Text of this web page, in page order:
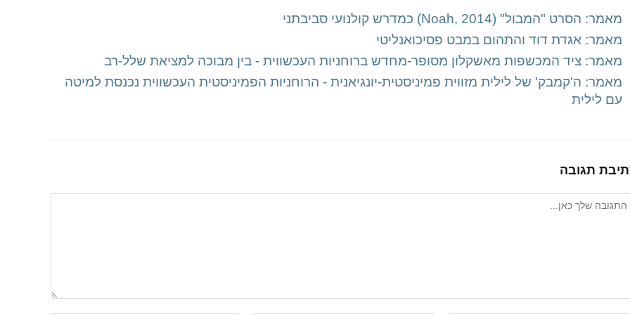
מאמר: הסרט "המבול" (Noah, 2014) כמדרש קולנועי סביבתני
מאמר: אגדת דוד והתהום במבט פסיכואנליטי
מאמר: ציד המכשפות מאשקלון מסופר-מחדש ברוחניות העכשווית - בין מבוכה למציאת שלל-רב
מאמר: ה'קמבק' של לילית מזווית פמיניסטית-יונגיאנית - הרוחניות הפמיניסטית העכשווית נכנסת למיטה
עם לילית
תגובה